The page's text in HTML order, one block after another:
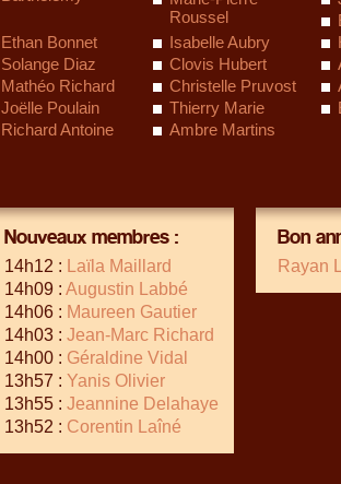
Roussel
Ethan Bonnet
Isabelle Aubry
Solange Diaz
Clovis Hubert
Mathéo Richard
Christelle Pruvost
Joëlle Poulain
Thierry Marie
Richard Antoine
Ambre Martins
Nouveaux membres :
14h12 :
Laïla Maillard
14h09 : Augustin Labbé
14h06 : Maureen Gautier
14h03 : Jean-Marc Richard
14h00 : Géraldine Vidal
13h57 : Yanis Olivier
13h55 : Jeannine Delahaye
13h52 : Corentin Laîné
Bon
Rayan